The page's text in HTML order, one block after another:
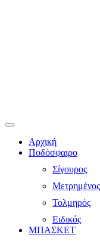
Αρχική
Ποδόσφαιρο
Σίγουρος
Μετρημένος
Τολμηρός
Ειδικός
ΜΠΑΣΚΕΤ